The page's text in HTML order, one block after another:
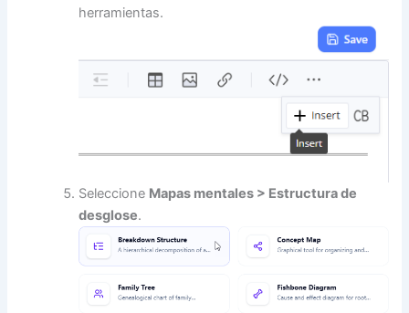
herramientas.
Seleccione Mapas mentales > Estructura de
desglose.